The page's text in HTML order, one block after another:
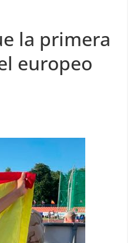
la primera
europeo